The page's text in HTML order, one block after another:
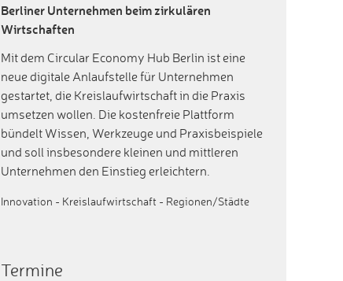
Berliner Unternehmen beim zirkulären
Wirtschaften
Mit dem Circular Economy Hub Berlin ist eine
neue digitale Anlaufstelle für Unternehmen
gestartet, die Kreislaufwirtschaft in die Praxis
umsetzen wollen. Die kostenfreie Plattform
bündelt Wissen, Werkzeuge und Praxisbeispiele
und soll insbesondere kleinen und mittleren
Unternehmen den Einstieg erleichtern.
Innovation - Kreislaufwirtschaft - Regionen/Städte
Termine